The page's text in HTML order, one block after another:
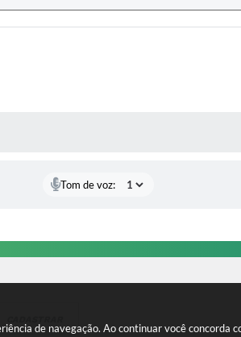
de navegação. Ao continuar você concorda
Tom de voz: